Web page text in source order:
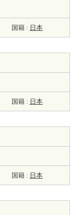
国籍 : 日本
国籍 : 日本
国籍 : 日本